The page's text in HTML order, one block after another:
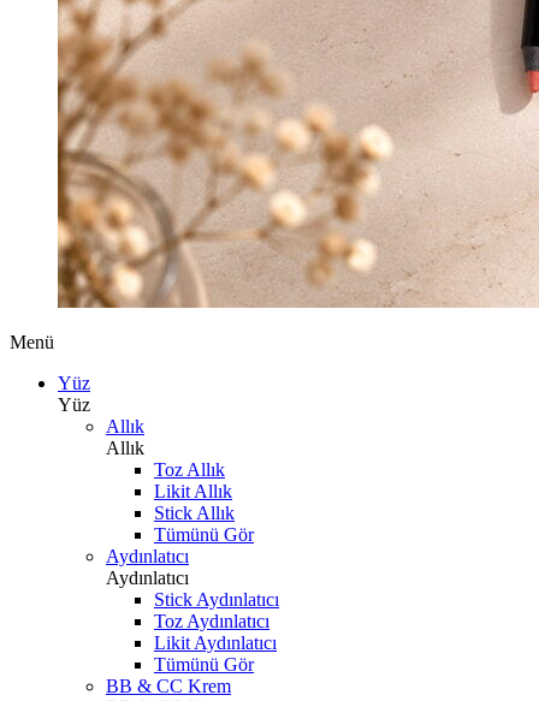
Menü
Yüz
Yüz
Allık
Allık
Toz Allık
Likit Allık
Stick Allık
Tümünü Gör
Aydınlatıcı
Aydınlatıcı
Stick Aydınlatıcı
Toz Aydınlatıcı
Likit Aydınlatıcı
Tümünü Gör
BB & CC Krem